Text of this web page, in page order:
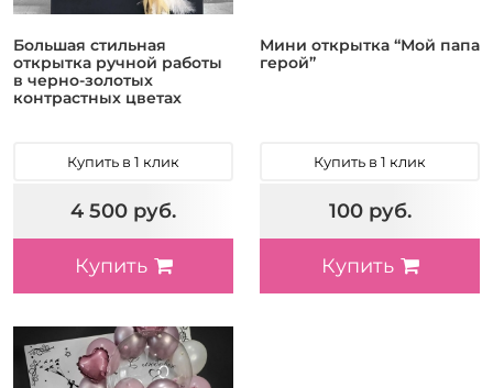
Большая стильная
открытка ручной работы
в черно-золотых
контрастных цветах
Купить в 1 клик
4 500 руб.
Купить
Мини открытка “Мой папа
герой”
Купить в 1 клик
100 руб.
Купить